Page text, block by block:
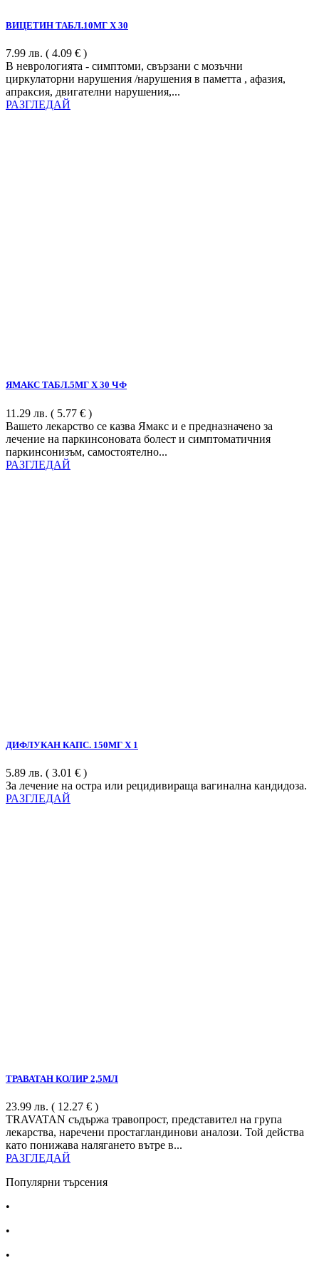
ВИЦЕТИН ТАБЛ.10МГ Х 30
7.99 лв. ( 4.09 € )
В неврологията - симптоми, свързани с мозъчни
циркулаторни нарушения /нарушения в паметта , афазия,
апраксия, двигателни нарушения,...
РАЗГЛЕДАЙ
ЯМАКС ТАБЛ.5МГ Х 30 ЧФ
11.29 лв. ( 5.77 € )
Вашето лекарство се казва Ямакс и е предназначено за
лечение на паркинсоновата болест и симптоматичния
паркинсонизъм, самостоятелно...
РАЗГЛЕДАЙ
ДИФЛУКАН КАПС. 150МГ Х 1
5.89 лв. ( 3.01 € )
За лечение на остра или рецидивираща вагинална кандидоза.
РАЗГЛЕДАЙ
ТРАВАТАН КОЛИР 2,5МЛ
23.99 лв. ( 12.27 € )
TRAVATAN съдържа травопрост, представител на група
лекарства, наречени простагландинови аналози. Той действа
като понижава налягането вътре в...
РАЗГЛЕДАЙ
Популярни търсения
•
•
•